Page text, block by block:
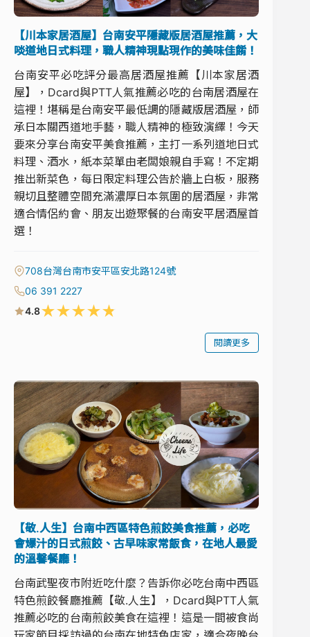
【川本家居酒屋】台南安平隱藏版居酒屋推薦，大
啖道地日式料理，職人精神現點現作的美味佳餚！
台南安平必吃評分最高居酒屋推薦【川本家居酒
屋】，Dcard與PTT人氣推薦必吃的台南居酒屋在
這裡！堪稱是台南安平最低調的隱藏版居酒屋，師
承日本關西道地手藝，職人精神的極致演繹！今天
要來分享台南安平美食推薦，主打一系列道地日式
料理、酒水，紙本菜單由老闆娘親自手寫！不定期
推出新菜色，每日限定料理公告於牆上白板，服務
親切且整體空間充滿濃厚日本氛圍的居酒屋，非常
適合情侶約會、朋友出遊聚餐的台南安平居酒屋首
選！
708台灣台南市安平區安北路124號
06 391 2227
4.8★★★★★
閱讀更多
【敬.人生】台南中西區特色煎餃美食推薦，必吃
會爆汁的日式煎餃、古早味家常飯食，在地人最愛
的溫馨餐廳！
台南武聖夜市附近吃什麼？告訴你必吃台南中西區
特色煎餃餐廳推薦【敬.人生】，Dcard與PTT人氣
推薦必吃的台南煎餃美食在這裡！這是一間被食尚